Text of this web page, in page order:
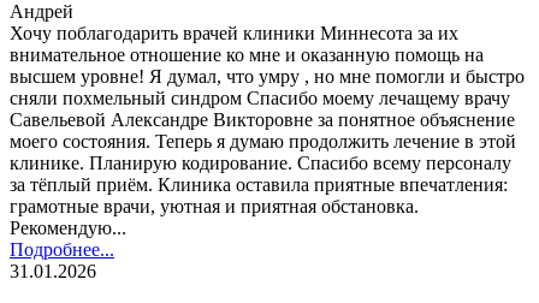
Андрей
Хочу поблагодарить врачей клиники Миннесота за их
внимательное отношение ко мне и оказанную помощь на
высшем уровне! Я думал, что умру , но мне помогли и быстро
сняли похмельный синдром Спасибо моему лечащему врачу
Савельевой Александре Викторовне за понятное объяснение
моего состояния. Теперь я думаю продолжить лечение в этой
клинике. Планирую кодирование. Спасибо всему персоналу
за тёплый приём. Клиника оставила приятные впечатления:
грамотные врачи, уютная и приятная обстановка.
Рекомендую...
Подробнее...
31.01.2026